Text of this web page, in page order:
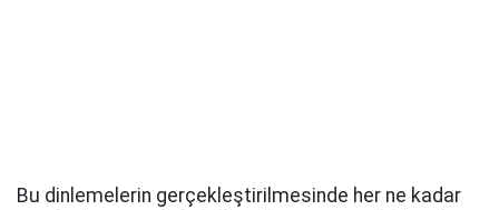
Bu dinlemelerin gerçekleştirilmesinde her ne kadar